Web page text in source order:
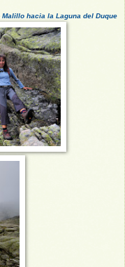
hacia la Laguna del Duque